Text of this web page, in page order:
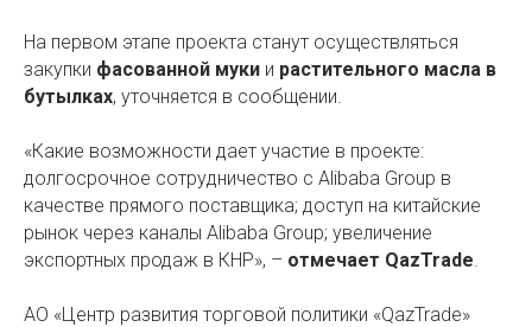
На первом этапе проекта станут осуществляться
закупки фасованной муки и растительного масла в
бутылках, уточняется в сообщении.
«Какие возможности дает участие в проекте:
долгосрочное сотрудничество с Alibaba Group в
качестве прямого поставщика; доступ на китайские
рынок через каналы Alibaba Group; увеличение
экспортных продаж в КНР», – отмечает QazTrade
АО «Центр развития торговой политики «QazTrade»